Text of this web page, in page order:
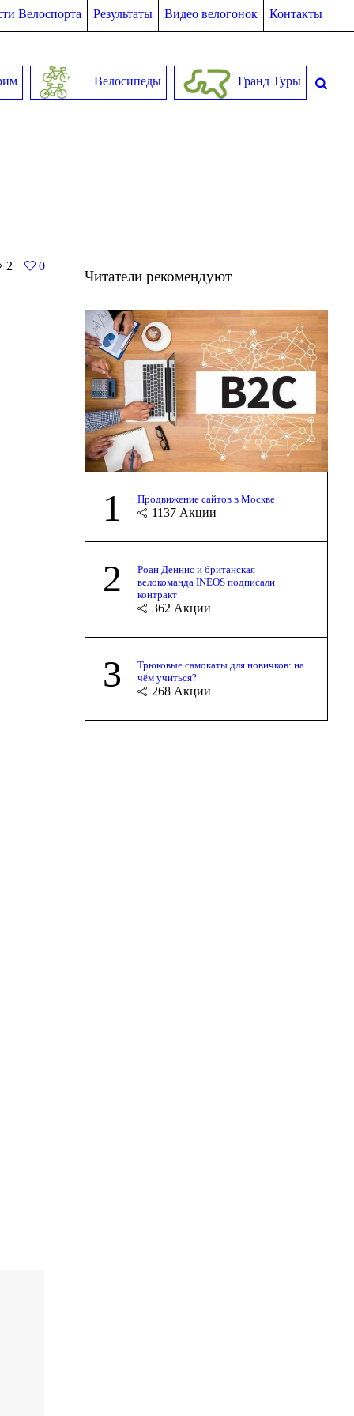
Велоспорта Результаты Видео велогонок Контакты
Велосипеды Гранд Туры
2 0
Читатели рекомендуют
1 Продвижение сайтов в Москве
1137 Акции
2
Роан Деннис и британская
велокоманда INEOS подписали
контракт
362 Акции
3
Трюковые самокаты для новичков: на
чём учиться?
268 Акции